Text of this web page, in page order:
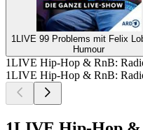
1LIVE 99 Problems mit Felix
Humour
1LIVE Hip-Hop & RnB:
1LIVE Hip-Hop & RnB: